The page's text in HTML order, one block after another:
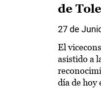
de
27 de
El
asistido a
día de hoy